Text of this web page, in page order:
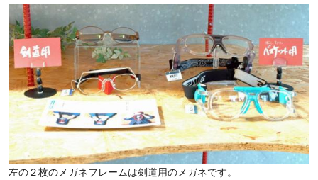
左の２枚のメガネフレームは剣道用のメガネです。